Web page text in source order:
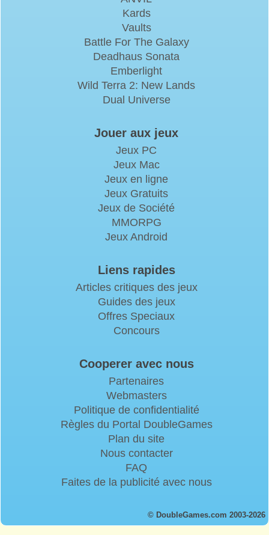
Kards
Vaults
Battle For The Galaxy
Deadhaus Sonata
Emberlight
Wild Terra 2: New Lands
Dual Universe
Jouer aux jeux
Jeux PC
Jeux Mac
Jeux en ligne
Jeux Gratuits
Jeux de Société
MMORPG
Jeux Android
Liens rapides
Articles critiques des jeux
Guides des jeux
Offres Speciaux
Concours
Cooperer avec nous
Partenaires
Webmasters
Politique de confidentialité
Règles du Portal DoubleGames
Plan du site
Nous contacter
FAQ
Faites de la publicité avec nous
© DoubleGames.com 2003-2026